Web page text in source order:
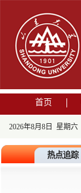
首页
2026年8月8日 星期六
热点追踪